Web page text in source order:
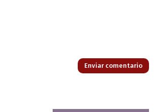
Enviar comentario